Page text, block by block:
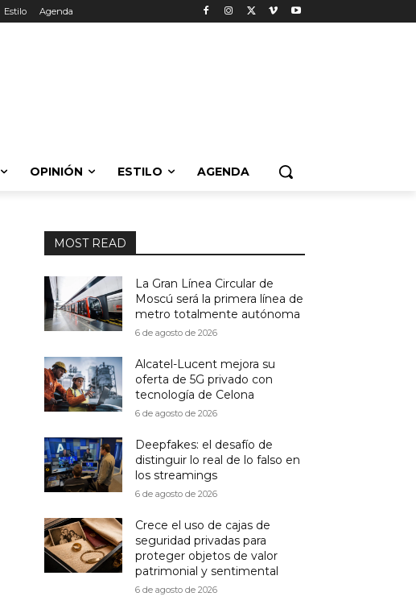
Estilo Agenda
OPINIÓN ESTILO AGENDA
MOST READ
La Gran Línea Circular de
Moscú será la primera línea de
metro totalmente autónoma
6 de agosto de 2026
Alcatel-Lucent mejora su
oferta de 5G privado con
tecnología de Celona
6 de agosto de 2026
Deepfakes: el desafío de
distinguir lo real de lo falso en
los streamings
6 de agosto de 2026
Crece el uso de cajas de
seguridad privadas para
proteger objetos de valor
patrimonial y sentimental
6 de agosto de 2026